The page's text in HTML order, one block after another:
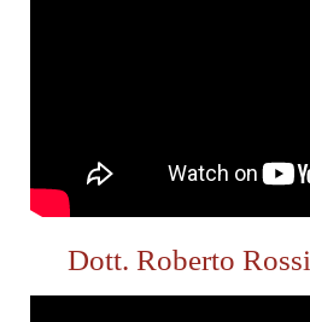
Dott. Roberto